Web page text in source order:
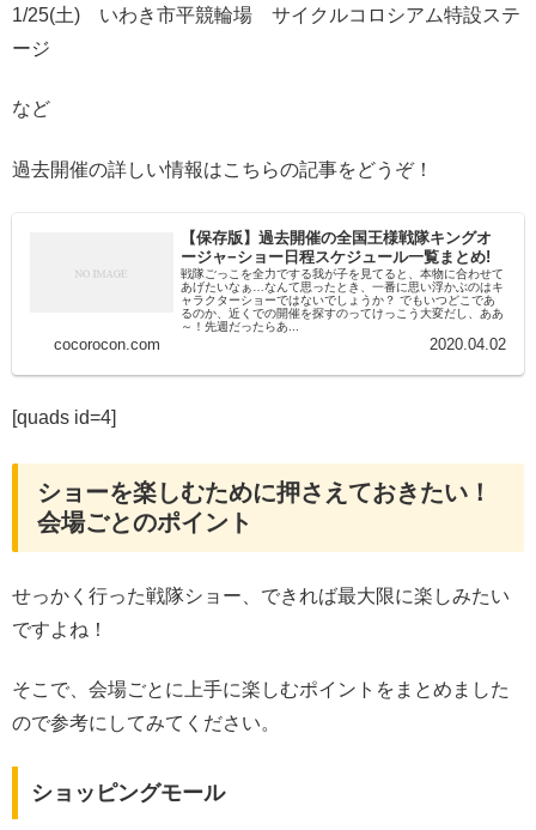
1/25(土) いわき市平競輪場 サイクルコロシアム特設ステ
ージ
など
過去開催の詳しい情報はこちらの記事をどうぞ！
【保存版】過去開催の全国王様戦隊キングオ
ージャ−ショー日程スケジュール一覧まとめ!
戦隊ごっこを全力でする我が子を見てると、本物に合わせて
あげたいなぁ…なんて思ったとき、一番に思い浮かぶのはキ
ャラクターショーではないでしょうか？ でもいつどこであ
るのか、近くでの開催を探すのってけっこう大変だし、ああ
～！先週だったらあ...
cocorocon.com 2020.04.02
[quads id=4]
ショーを楽しむために押さえておきたい！
会場ごとのポイント
せっかく行った戦隊ショー、できれば最大限に楽しみたい
ですよね！
そこで、会場ごとに上手に楽しむポイントをまとめました
ので参考にしてみてください。
ショッピングモール